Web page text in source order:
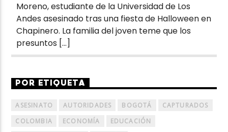
Moreno, estudiante de la Universidad de Los
Andes asesinado tras una fiesta de Halloween en
Chapinero. La familia del joven teme que los
presuntos […]
POR ETIQUETA
ASESINATO AUTORIDADES BOGOTÁ
CAPTURADOS
COLOMBIA
ECONOMÍA
EDUCACIÓN